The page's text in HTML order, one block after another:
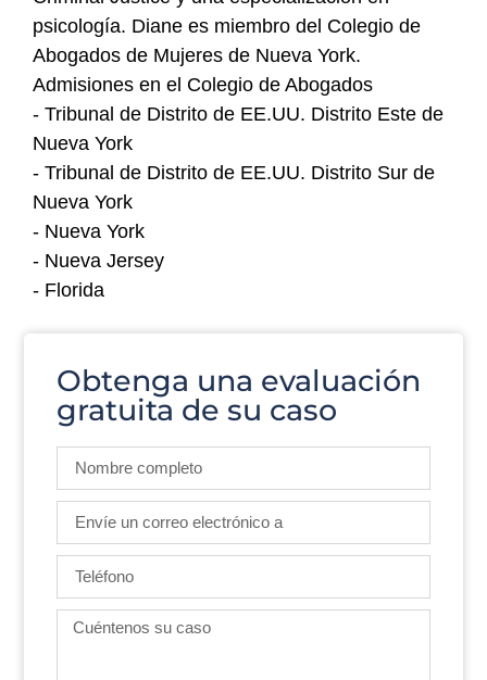
psicología. Diane es miembro del Colegio de
Abogados de Mujeres de Nueva York.
Admisiones en el Colegio de Abogados
- Tribunal de Distrito de EE.UU. Distrito Este de
Nueva York
- Tribunal de Distrito de EE.UU. Distrito Sur de
Nueva York
- Nueva York
- Nueva Jersey
- Florida
Obtenga una evaluación
gratuita de su caso